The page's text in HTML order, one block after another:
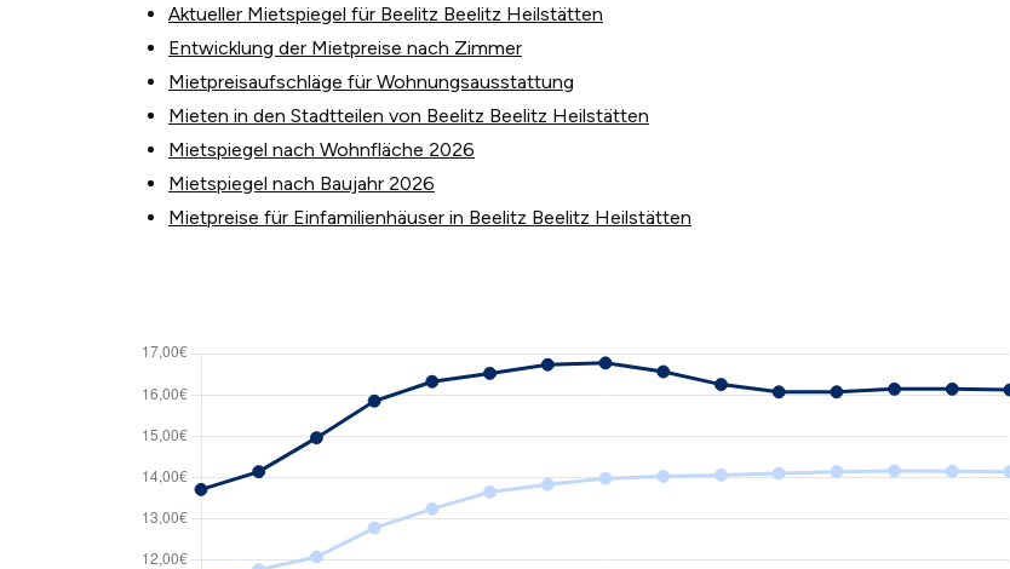
Aktueller Mietspiegel für Beelitz Beelitz Heilstätten
Entwicklung der Mietpreise nach Zimmer
Mietpreisaufschläge für Wohnungsausstattung
Mieten in den Stadtteilen von Beelitz Beelitz Heilstätten
Mietspiegel nach Wohnfläche 2026
Mietspiegel nach Baujahr 2026
Mietpreise für Einfamilienhäuser in Beelitz Beelitz Heilstätten